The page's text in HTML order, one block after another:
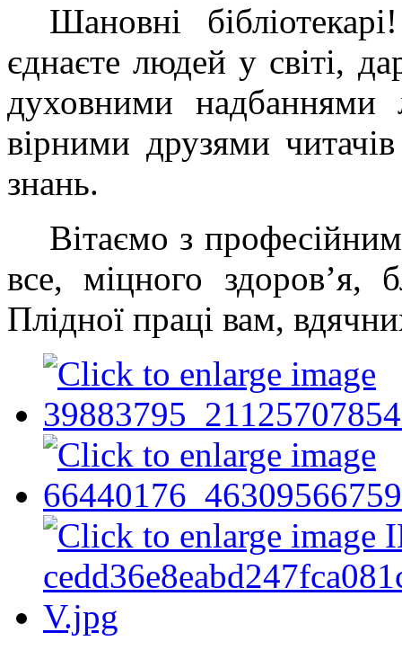
Шановні
єднаєте людей у світі,
духовними надбаннями
вірними друзями
знань.
Вітаємо з
все, міцного здоров’я,
Плідної праці вам,